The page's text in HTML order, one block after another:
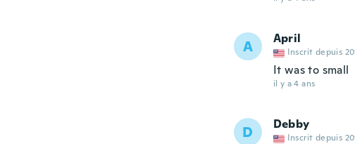
A April
Inscrit depuis
It was to small
il y a 4 ans
D Debby
Inscrit depuis